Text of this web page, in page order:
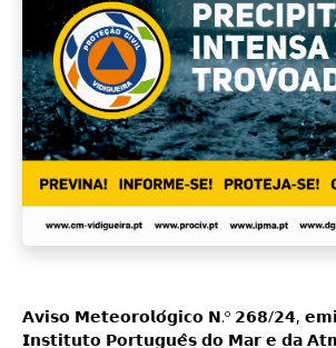
𝗔𝘃𝗶𝘀𝗼 𝗠𝗲𝘁𝗲𝗼𝗿𝗼𝗹𝗼́𝗴𝗶𝗰𝗼 𝗡.º 𝟮𝟲𝟴/𝟮𝟰,
𝗜𝗻𝘀𝘁𝗶𝘁𝘂𝘁𝗼 𝗣𝗼𝗿𝘁𝘂𝗴𝘂𝗲̂𝘀 𝗱𝗼 𝗠𝗮𝗿 𝗲 𝗱𝗮